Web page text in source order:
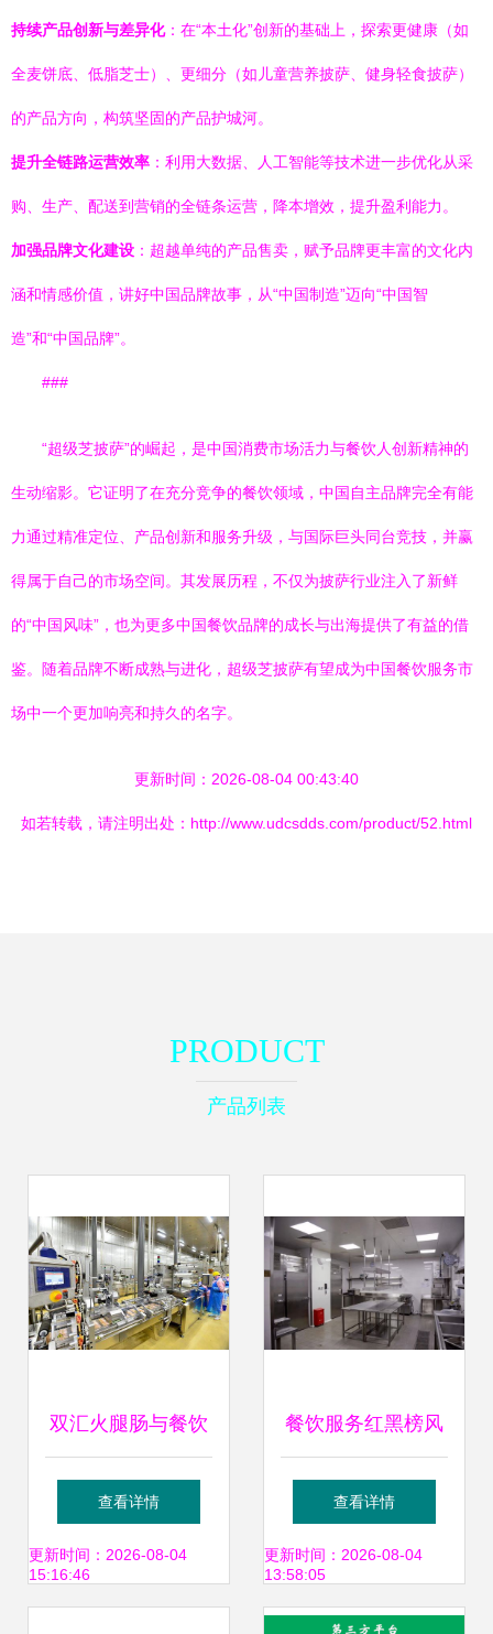
持续产品创新与差异化：在“本土化”创新的基础上，探索更健康（如
全麦饼底、低脂芝士）、更细分（如儿童营养披萨、健身轻食披萨）
的产品方向，构筑坚固的产品护城河。
提升全链路运营效率 ：利用大数据、人工智能等技术进一步优化从采
购、生产、配送到营销的全链条运营，降本增效，提升盈利能力。
加强品牌文化建设 ：超越单纯的产品售卖，赋予品牌更丰富的文化内
涵和情感价值，讲好中国品牌故事，从“中国制造”迈向“中国智
造”和“中国品牌”。
###
“超级芝披萨”的崛起，是中国消费市场活力与餐饮人创新精神的
生动缩影。它证明了在充分竞争的餐饮领域，中国自主品牌完全有能
力通过精准定位、产品创新和服务升级，与国际巨头同台竞技，并赢
得属于自己的市场空间。其发展历程，不仅为披萨行业注入了新鲜
的“中国风味”，也为更多中国餐饮品牌的成长与出海提供了有益的借
鉴。随着品牌不断成熟与进化，超级芝披萨有望成为中国餐饮服务市
场中一个更加响亮和持久的名字。
更新时间：2026-08-04 00:43:40
如若转载，请注明出处：http://www.udcsdds.com/product/52.html
PRODUCT
产品列表
双汇火腿肠与餐饮
事业的融合发展 以
肉蛋奶菜粮全品类
查看详情
更新时间：2026-08-04
15:16:46
餐饮服务红黑榜风
云再起 澄江市筑牢
舌尖安全防线——
澄江市餐饮服务单
查看详情
更新时间：2026-08-04
13:58:05